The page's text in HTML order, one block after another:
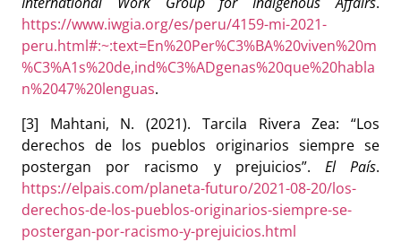
https://www.iwgia.org/es/peru/4159-mi-2021-
peru.html#:~:text=En%20Per%C3%BA%20viven%20m
%C3%A1s%20de,ind%C3%ADgenas%20que%20habla
n%2047%20lenguas.
[3] Mahtani, N. (2021). Tarcila Rivera Zea: “Los
derechos de los pueblos originarios siempre se
postergan por racismo y prejuicios”. El País.
https://elpais.com/planeta-futuro/2021-08-20/los-
derechos-de-los-pueblos-originarios-siempre-se-
postergan-por-racismo-y-prejuicios.html